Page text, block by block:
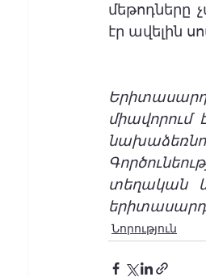
մեթոդները
էր ավելին
միավորում
տեղական
Նորություն